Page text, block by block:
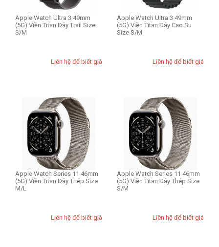
Apple Watch Ultra 3 49mm
(5G) Viền Titan Dây Trail Size
S/M
Liên hệ để biết giá
Apple Watch Ultra 3 49mm
(5G) Viền Titan Dây Cao Su
Size S/M
Liên hệ để biết giá
Apple Watch Series 11 46mm
(5G) Viền Titan Dây Thép Size
M/L
Liên hệ để biết giá
Apple Watch Series 11 46mm
(5G) Viền Titan Dây Thép Size
S/M
Liên hệ để biết giá